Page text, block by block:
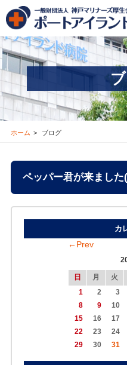
転院･入院
078-
ホーム ブログ
ペッパー君が来ました
カ
←Prev
日 月 火
1
2 3
8
9 10
15
16 17
22
23 24
29
30 31